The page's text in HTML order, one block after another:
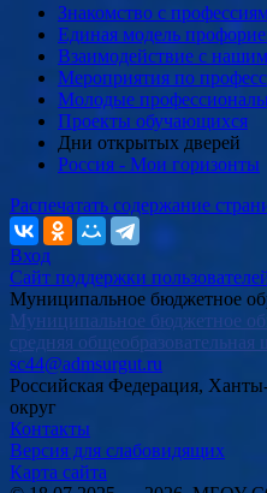
Знакомство с
Единая модель
Взаимодействие с
Мероприятия по
Молодые профессионалы
Проекты обучающихся
Дни открытых дверей
Россия - Мои горизонты
Распечатать содержание
Вход
Сайт поддержки
Муниципальное бюджетное
Муниципальное бюджетное
средняя
sc44@admsurgut.ru
Российская Федерация,
округ
Контакты
Версия для слабовидящих
Карта сайта